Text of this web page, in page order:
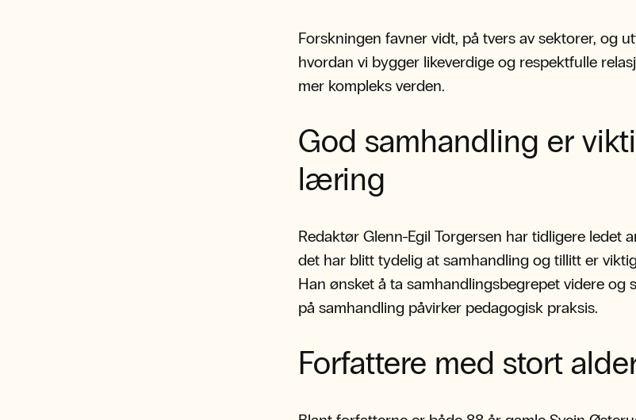
Forskningen favner vidt, på tvers av sektorer, og
hvordan vi bygger likeverdige og respektfulle
mer kompleks verden.
God samhandling er
læring
Redaktør Glenn-Egil Torgersen har tidligere ledet
det har blitt tydelig at samhandling og tillitt er
Han ønsket å ta samhandlingsbegrepet videre og
på samhandling påvirker pedagogisk praksis.
Forfattere med stort